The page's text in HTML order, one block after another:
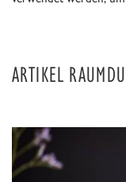
ARTIKEL